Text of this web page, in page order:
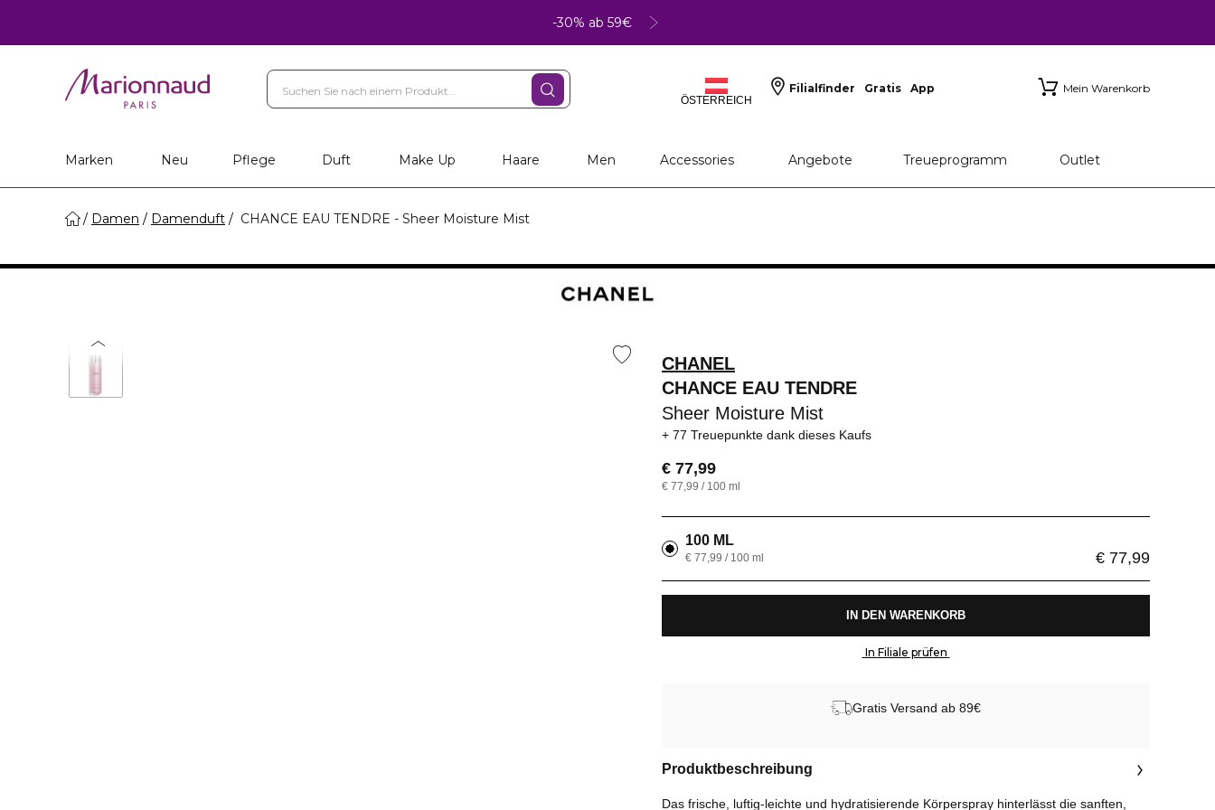
-30% ab 59€
ÖSTERREICH
Filialfinder Gratis App Mein Warenkorb
Marken Neu Pflege Duft Make Up Haare Men Accessories Angebote Treueprogramm Outlet
Damen Damenduft CHANCE EAU TENDRE - Sheer Moisture Mist
CHANEL
CHANCE EAU TENDRE
Sheer Moisture Mist
77 Treuepunkte dank dieses Kaufs
€ 77,99
€ 77,99 / 100 ml
100 ML
€ 77,99
€ 77,99 / 100 ml
Gratis Versand ab 89€
Produktbeschreibung
Das frische, luftig-leichte und hydratisierende Körperspray hinterlässt die sanften,